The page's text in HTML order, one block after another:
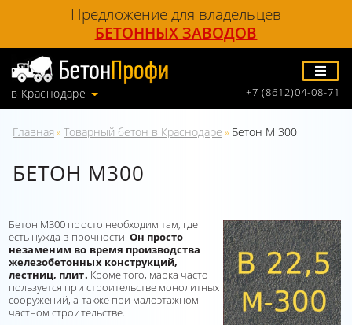
Предложение для владельцев
БЕТОННЫХ ЗАВОДОВ
в Краснодаре +7 (8612)04-08-71
Главная » Товарный бетон в Краснодаре » Бетон М 300
БЕТОН М300
Бетон М300 просто необходим там, где
есть нужда в прочности. Он просто
незаменим во время производства
железобетонных конструкций,
лестниц, плит. Кроме того, марка часто
пользуется при строительстве монолитных
сооружений, а также при малоэтажном
частном строительстве.